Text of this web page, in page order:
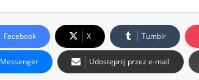
Facebook X Tumblr
Messenger Udostępnij przez e-mail